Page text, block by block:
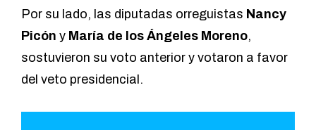
Por su lado, las diputadas orreguistas Nancy
Picón y María de los Ángeles Moreno,
sostuvieron su voto anterior y votaron a favor
del veto presidencial.